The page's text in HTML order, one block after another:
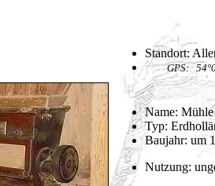
Standort:
GPS:
Name:
Typ:
Baujahr: um
Nutzung: